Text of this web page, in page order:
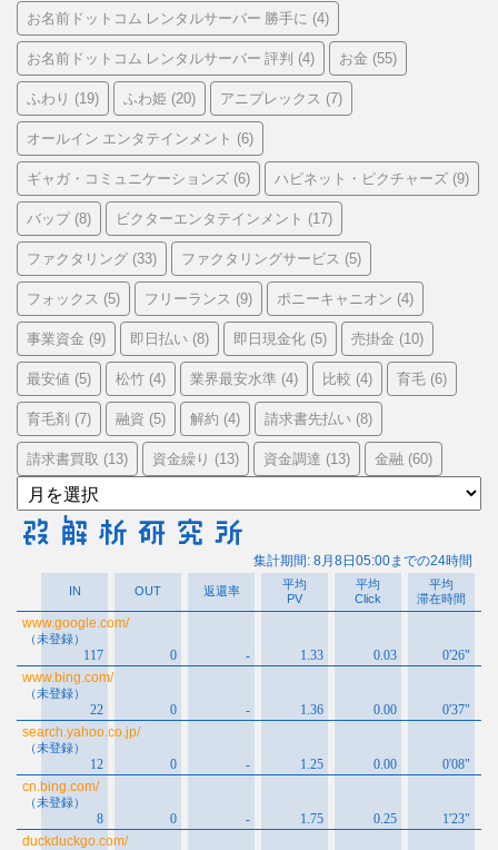
お名前ドットコム レンタルサーバー 勝手に (4)
お名前ドットコム レンタルサーバー 評判 (4) お金 (55)
ふわり (19) ふわ姫 (20) アニプレックス (7)
オールイン エンタテインメント (6)
ギャガ・コミュニケーションズ (6) ハピネット・ピクチャーズ (9)
バップ(8) ビクターエンタテインメント (17)
ファクタリング (33) ファクタリングサービス (5)
フォックス (5) フリーランス (9) ポニーキャニオン (4)
事業資金 (9) 即日払い (8) 即日現金化 (5) 売掛金 (10)
最安値 (5) 松竹 (4) 業界最安水準 (4) 比較 (4) 育毛 (6)
育毛剤 (7) 融資 (5) 解約 (4) 請求書先払い (8)
請求書買取 (13) 資金繰り (13) 資金調達 (13) 金融 (60)
ア
ー
カ